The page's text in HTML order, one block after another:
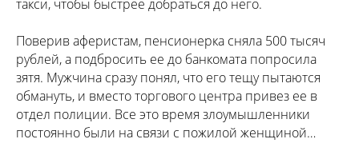
такси, чтобы быстрее добраться до него.
Поверив аферистам, пенсионерка сняла 500 тысяч
рублей, а подбросить ее до банкомата попросила
зятя. Мужчина сразу понял, что его тещу пытаются
обмануть, и вместо торгового центра привез ее в
отдел полиции. Все это время злоумышленники
постоянно были на связи с пожилой женщиной…